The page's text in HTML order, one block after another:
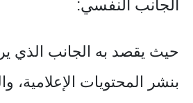
الجانب النفسي:
حيث يقصد به الجانب الذي
بنشر المحتويات الإعلامية،